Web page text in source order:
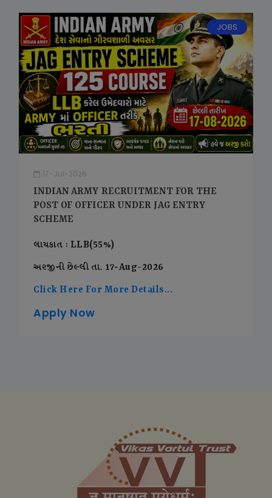
JOBS
17-Jul-2026
INDIAN ARMY RECRUITMENT FOR THE
POST OF OFFICER UNDER JAG ENTRY
SCHEME
લાયકાત : LLB(55%)
અરજીની છેલ્લી તા. 17-Aug-2026
Click Here For More Details...
Apply Now